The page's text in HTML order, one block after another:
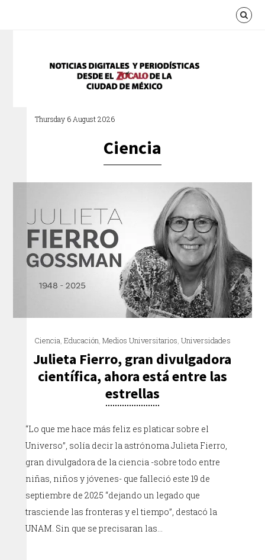
Thursday 6 August 2026
Ciencia
Ciencia, Educación, Medios Universitarios, Universidades
Julieta Fierro, gran divulgadora
científica, ahora está entre las
estrellas
“Lo que me hace más feliz es platicar sobre el
Universo”, solía decir la astrónoma Julieta Fierro,
gran divulgadora de la ciencia -sobre todo entre
niñas, niños y jóvenes- que falleció este 19 de
septiembre de 2025 “dejando un legado que
trasciende las fronteras y el tiempo”, destacó la
UNAM. Sin que se precisaran las…